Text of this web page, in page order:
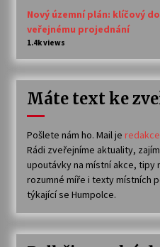
Nový územní plán: klíčový
veřejnému projednání
1.4k views
Máte text ke
Pošlete nám ho. Mail je
Rádi zveřejníme aktuality,
upoutávky na místní akce, tipy
rozumné míře i texty místních
týkající se Humpolce.